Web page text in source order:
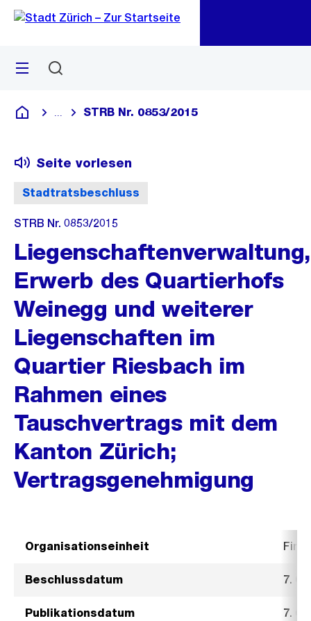
Navigation
Sprunglink
Menü
Deutsch
Blende alle Breadcrumbs ein
STRB Nr. 0853/2015
Stadtratsbeschluss
Seite vorlesen
STRB Nr. 0853/2015
Liegenschaftenverwaltung,
Erwerb des Quartierhofs
Weinegg und weiterer
Liegenschaften im
Quartier Riesbach im
Rahmen eines
Tauschvertrags mit dem
Kanton Zürich;
Vertragsgenehmigung
Organisationseinheit
Beschlussdatum 7.
Publikationsdatum 7.